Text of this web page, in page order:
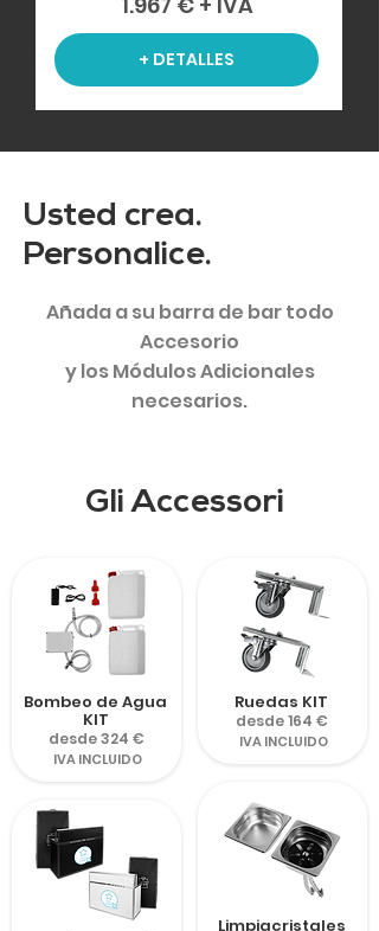
+ DETALLES
Usted crea.
Personalice.
Añada a su barra de bar todo
Accesorio
y los Módulos Adicionales
necesarios.
Gli Accessori
Bombeo de Agua
KIT
desde 324 €
IVA INCLUIDO
Ruedas KIT
desde 164 €
IVA INCLUIDO
Limpiacristales